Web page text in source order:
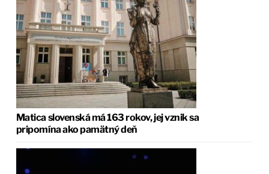
Matica slovenská má 163 rokov, jej vznik sa
pripomína ako pamätný deň